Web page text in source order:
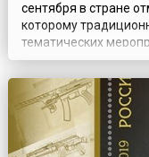
сентября в стране
которому
тематических
дню рождения
Վիկտոր
выдающегося
теоретической